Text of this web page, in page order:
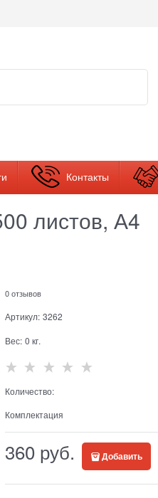
Контакты
листов, А4
0 отзывов
Артикул: 3262
Вес: 0 кг.
Количество:
Комплектация
360 руб. Добавить